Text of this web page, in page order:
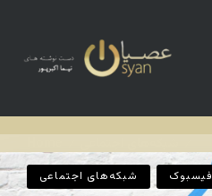
شبکه‌های اجتماعی فیسبوک